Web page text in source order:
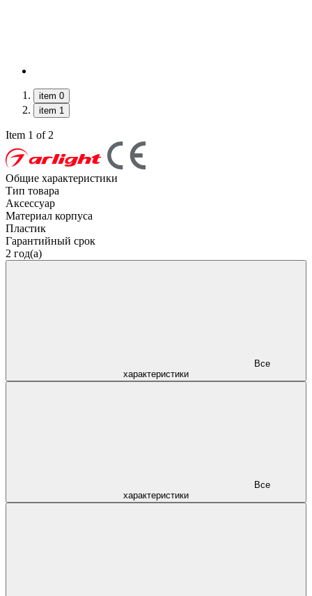
item 0
item 1
Item 1 of 2
Общие характеристики
Тип товара
Аксессуар
Материал корпуса
Пластик
Гарантийный срок
2 год(а)
характеристики
характеристики